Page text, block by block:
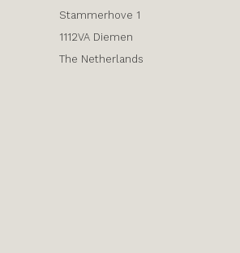
Stammerhove 1
1112VA Diemen
The Netherlands